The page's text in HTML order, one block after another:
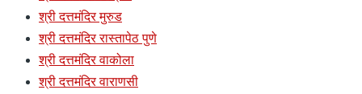
श्री दत्तमंदिर मुरुड
श्री दत्तमंदिर रास्तापेठ पुणे
श्री दत्तमंदिर वाकोला
श्री दत्तमंदिर वाराणसी